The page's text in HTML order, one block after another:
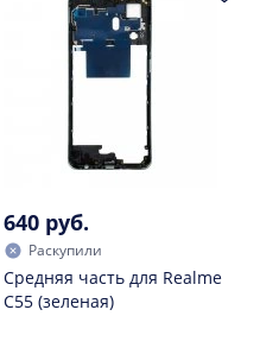
640 руб.
Раскупили
Средняя часть для Realme
C55 (зеленая)